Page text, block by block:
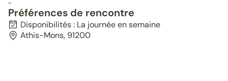
Préférences de rencontre
Disponibilités : La journée en semaine
Athis-Mons, 91200